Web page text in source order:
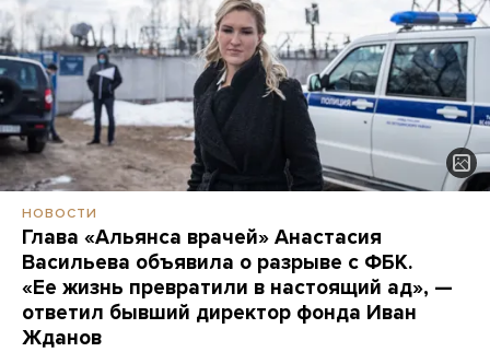
НОВОСТИ
Глава «Альянса врачей» Анастасия
Васильева объявила о разрыве с ФБК.
«Ее жизнь превратили в настоящий ад», —
ответил бывший директор фонда Иван
Жданов